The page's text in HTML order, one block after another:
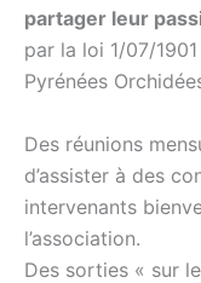
partager leur
par la loi 1/07/
Pyrénées
Des réunions
d’assister à des
intervenants
l’association.
Des sorties « sur